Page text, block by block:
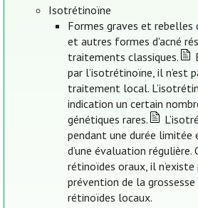
Isotrétinoïne
Formes graves et rebelles
et autres formes d'acné
traitements classiques.
par l’isotrétinoïne, il n’est
traitement local.
indication un certain
génétiques rares.
pendant une durée limitée
d’une évaluation
rétinoïdes oraux, il
prévention de la grossesse
rétinoïdes locaux.